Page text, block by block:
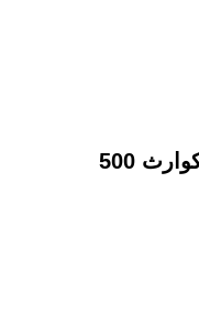
500 يوم والسودان في كبد حروب وكوارث